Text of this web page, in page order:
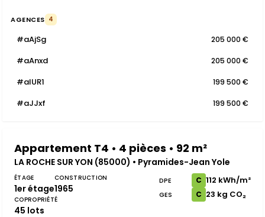
AGENCES 4
#aAjSg 205 000 €
#aAnxd 205 000 €
#aIUR1 199 500 €
#aJJxf 199 500 €
Appartement T4 • 4 pièces • 92 m²
LA ROCHE SUR YON (85000) • Pyramides-Jean Yole
ÉTAGE
1er étage
CONSTRUCTION
1965
COPROPRIÉTÉ
45 lots
DPE C 112 kWh/m²
GES C 23 kg CO₂